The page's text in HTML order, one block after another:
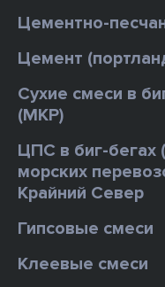
Цементно-
Цемент
Сухие смеси в
(МКР)
ЦПС в биг-бегах
морских
Крайний Север
Гипсовые смеси
Клеевые смеси